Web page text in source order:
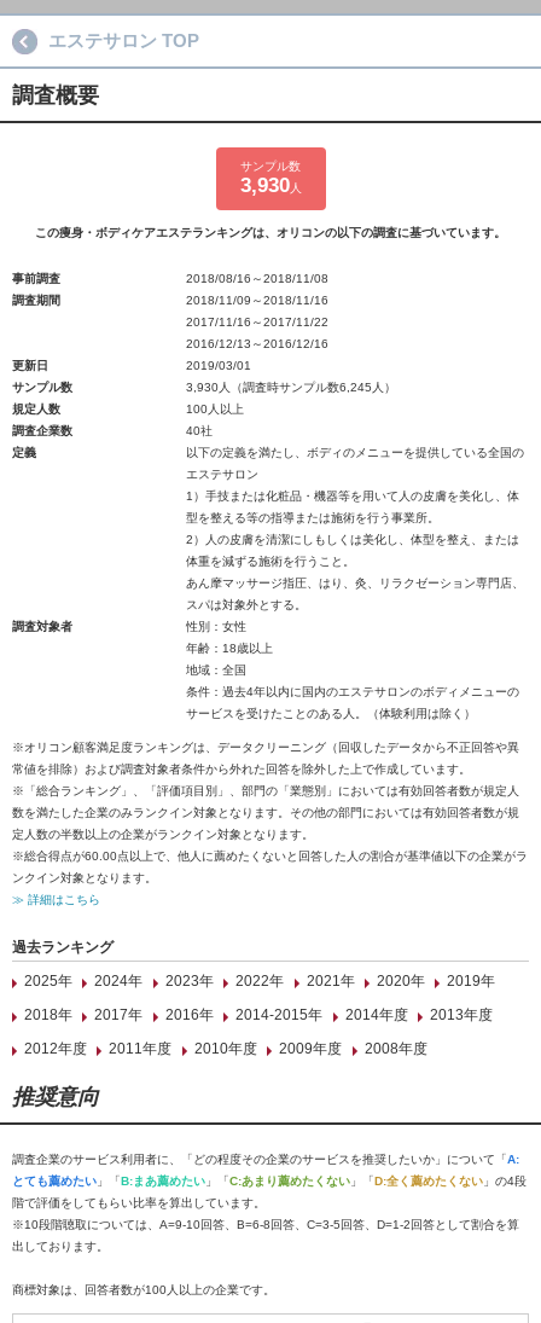
エステサロン TOP
調査概要
サンプル数
3,930人
この痩身・ボディケアエステランキングは、オリコンの以下の調査に基づいています。
事前調査
2018/08/16～2018/11/08
調査期間
2018/11/09～2018/11/16
2017/11/16～2017/11/22
2016/12/13～2016/12/16
更新日
2019/03/01
サンプル数
3,930人（調査時サンプル数6,245人）
規定人数
100人以上
調査企業数
40社
定義
以下の定義を満たし、ボディのメニューを提供している全国の
エステサロン
1）手技または化粧品・機器等を用いて人の皮膚を美化し、体
型を整える等の指導または施術を行う事業所。
2）人の皮膚を清潔にしもしくは美化し、体型を整え、または
体重を減ずる施術を行うこと。
あん摩マッサージ指圧、はり、灸、リラクゼーション専門店、
スパは対象外とする。
調査対象者
性別：女性
年齢：18歳以上
地域：全国
条件：過去4年以内に国内のエステサロンのボディメニューの
サービスを受けたことのある人。（体験利用は除く）
※オリコン顧客満足度ランキングは、データクリーニング（回収したデータから不正回答や異
常値を排除）および調査対象者条件から外れた回答を除外した上で作成しています。
※「総合ランキング」、「評価項目別」、部門の「業態別」においては有効回答者数が規定人
数を満たした企業のみランクイン対象となります。その他の部門においては有効回答者数が規
定人数の半数以上の企業がランクイン対象となります。
※総合得点が60.00点以上で、他人に薦めたくないと回答した人の割合が基準値以下の企業がラ
ンクイン対象となります。
≫ 詳細はこちら
過去ランキング
2025年
2024年 2023年 2022年 2021年 2020年
2019年
2018年
2017年 2016年 2014-2015年 2014年度
2013年度
2012年度
2011年度 2010年度 2009年度 2008年度
推奨意向
調査企業のサービス利用者に、「どの程度その企業のサービスを推奨したいか」について「A:
とても薦めたい 」「B:まあ薦めたい 」「C:あまり薦めたくない 」「D:全く薦めたくない 」の4段
階で評価をしてもらい比率を算出しています。
※10段階聴取については、A=9-10回答、B=6-8回答、C=3-5回答、D=1-2回答として割合を算
出しております。
商標対象は、回答者数が100人以上の企業です。